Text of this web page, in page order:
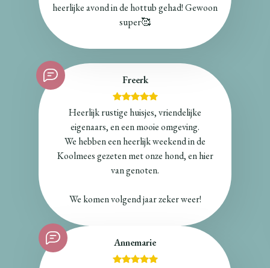
heerlijke avond in de hottub gehad! Gewoon
super🥰
Freerk
Heerlijk rustige huisjes, vriendelijke
eigenaars, en een mooie omgeving.
We hebben een heerlijk weekend in de
Koolmees gezeten met onze hond, en hier
van genoten.
We komen volgend jaar zeker weer!
Annemarie